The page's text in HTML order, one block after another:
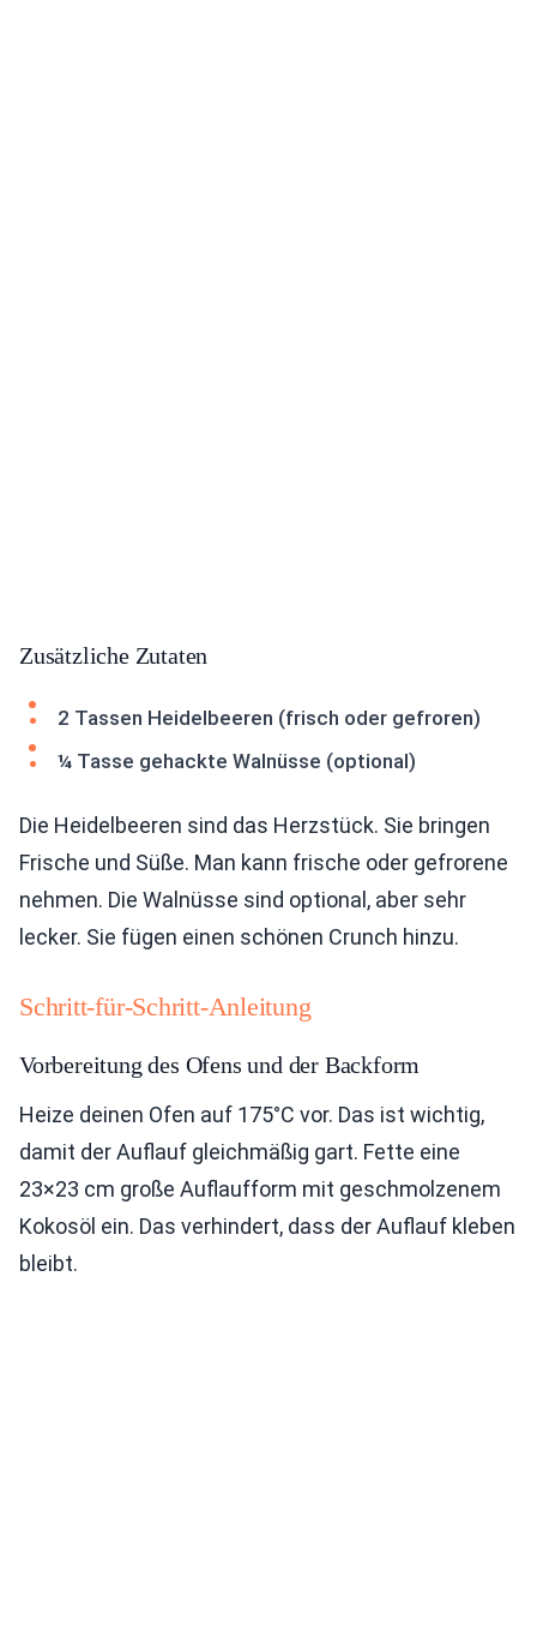
Zusätzliche Zutaten
2 Tassen Heidelbeeren (frisch oder gefroren)
¼ Tasse gehackte Walnüsse (optional)
Die Heidelbeeren sind das Herzstück. Sie bringen
Frische und Süße. Man kann frische oder gefrorene
nehmen. Die Walnüsse sind optional, aber sehr
lecker. Sie fügen einen schönen Crunch hinzu.
Schritt-für-Schritt-Anleitung
Vorbereitung des Ofens und der Backform
Heize deinen Ofen auf 175°C vor. Das ist wichtig,
damit der Auflauf gleichmäßig gart. Fette eine
23×23 cm große Auflaufform mit geschmolzenem
Kokosöl ein. Das verhindert, dass der Auflauf kleben
bleibt.